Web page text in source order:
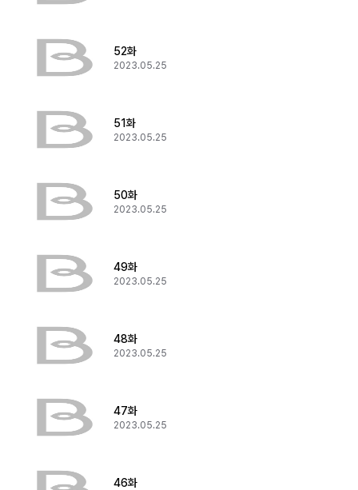
52화
2023.05.25
51화
2023.05.25
50화
2023.05.25
49화
2023.05.25
48화
2023.05.25
47화
2023.05.25
46화